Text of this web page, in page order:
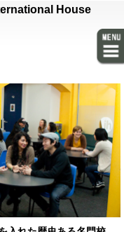
House